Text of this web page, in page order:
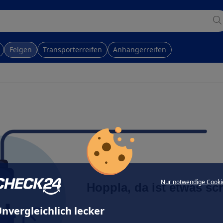
Nur notwendige
lecker
Felgen Transporterreifen Anhängerreifen
Hoppla, da ist etwas